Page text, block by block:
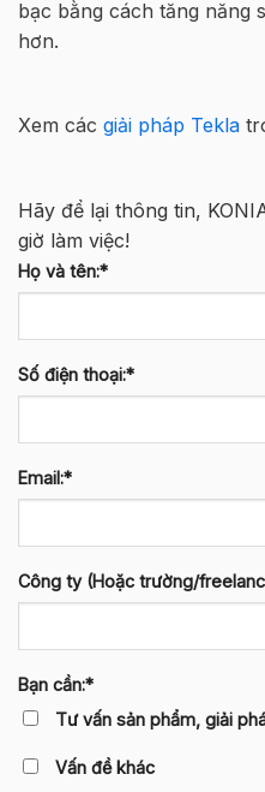
bạc bằng cách tăng năng
hơn.
Xem các giải pháp Tekla
Hãy để lại thông tin,
giờ làm việc!
Họ và tên:*
Số điện thoại:*
Email:*
Công ty (Hoặc trường/
Bạn cần:*
Tư vấn sản phẩm, giải
Vấn đề khác